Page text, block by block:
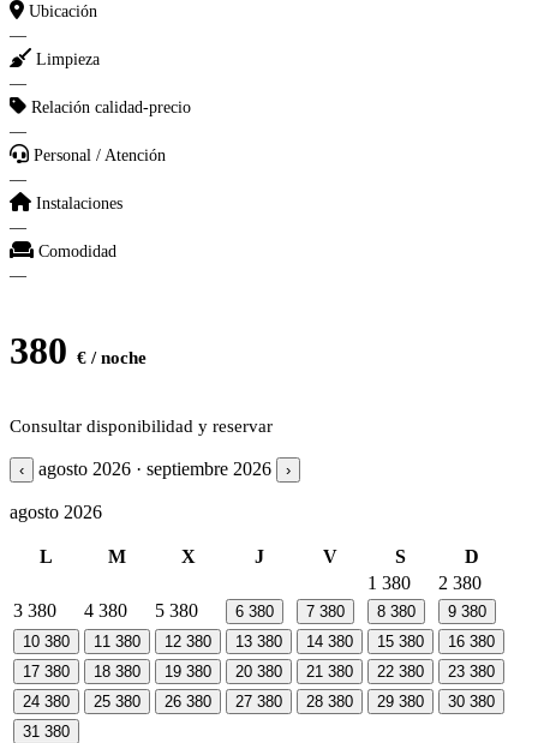
Ubicación
—
Limpieza
—
Relación calidad-precio
—
Personal / Atención
—
Instalaciones
—
Comodidad
—
380 € / noche
Consultar disponibilidad y reservar
‹ agosto 2026 · septiembre 2026 ›
agosto 2026
L M X J V S
D
1 380 2 380
3 380 4 380 5 380 6 380 7 380 8 380 9 380
10 380 11 380 12 380 13 380 14 380 15 380 16 380
17 380 18 380 19 380 20 380 21 380 22 380 23 380
24 380 25 380 26 380 27 380 28 380 29 380 30 380
31 380